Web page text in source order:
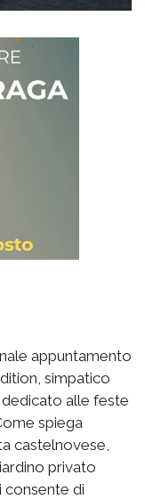
appuntamento
simpatico
alle feste
spiega
castelnovese,
privato
consente di